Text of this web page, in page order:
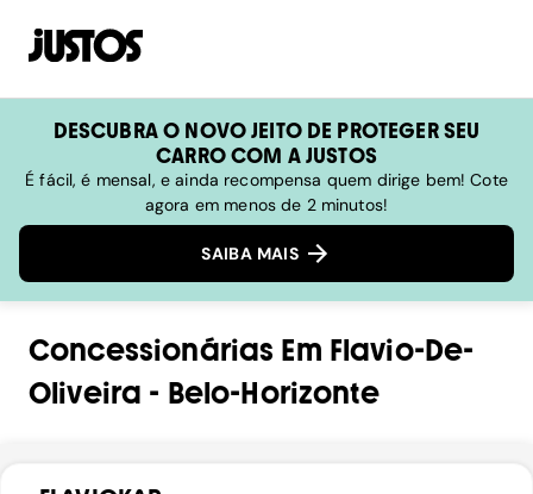
DESCUBRA O NOVO JEITO DE PROTEGER SEU
CARRO COM A JUSTOS
É fácil, é mensal, e ainda recompensa quem dirige bem! Cote
agora em menos de 2 minutos!
SAIBA MAIS
Concessionárias Em Flavio-De-
Oliveira - Belo-Horizonte